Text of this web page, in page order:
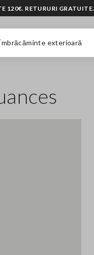
exterioară
120€. RETURURI GRATUITE.